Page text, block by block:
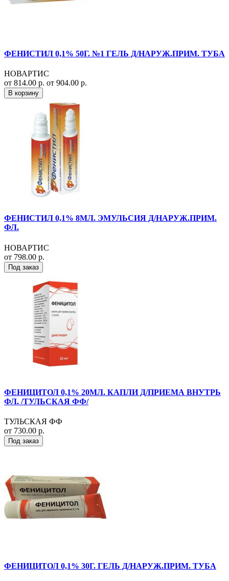
ФЕНИСТИЛ 0,1% 50Г. №1 ГЕЛЬ Д/НАРУЖ.ПРИМ. ТУБА
НОВАРТИС
от 814.00 р. от 904.00 р.
В корзину
ФЕНИСТИЛ 0,1% 8МЛ. ЭМУЛЬСИЯ Д/НАРУЖ.ПРИМ.
ФЛ.
НОВАРТИС
от 798.00 р.
Под заказ
ФЕНИЦИТОЛ 0,1% 20МЛ. КАПЛИ Д/ПРИЕМА ВНУТРЬ
ФЛ. /ТУЛЬСКАЯ ФФ/
ТУЛЬСКАЯ ФФ
от 730.00 р.
Под заказ
ФЕНИЦИТОЛ 0,1% 30Г. ГЕЛЬ Д/НАРУЖ.ПРИМ. ТУБА